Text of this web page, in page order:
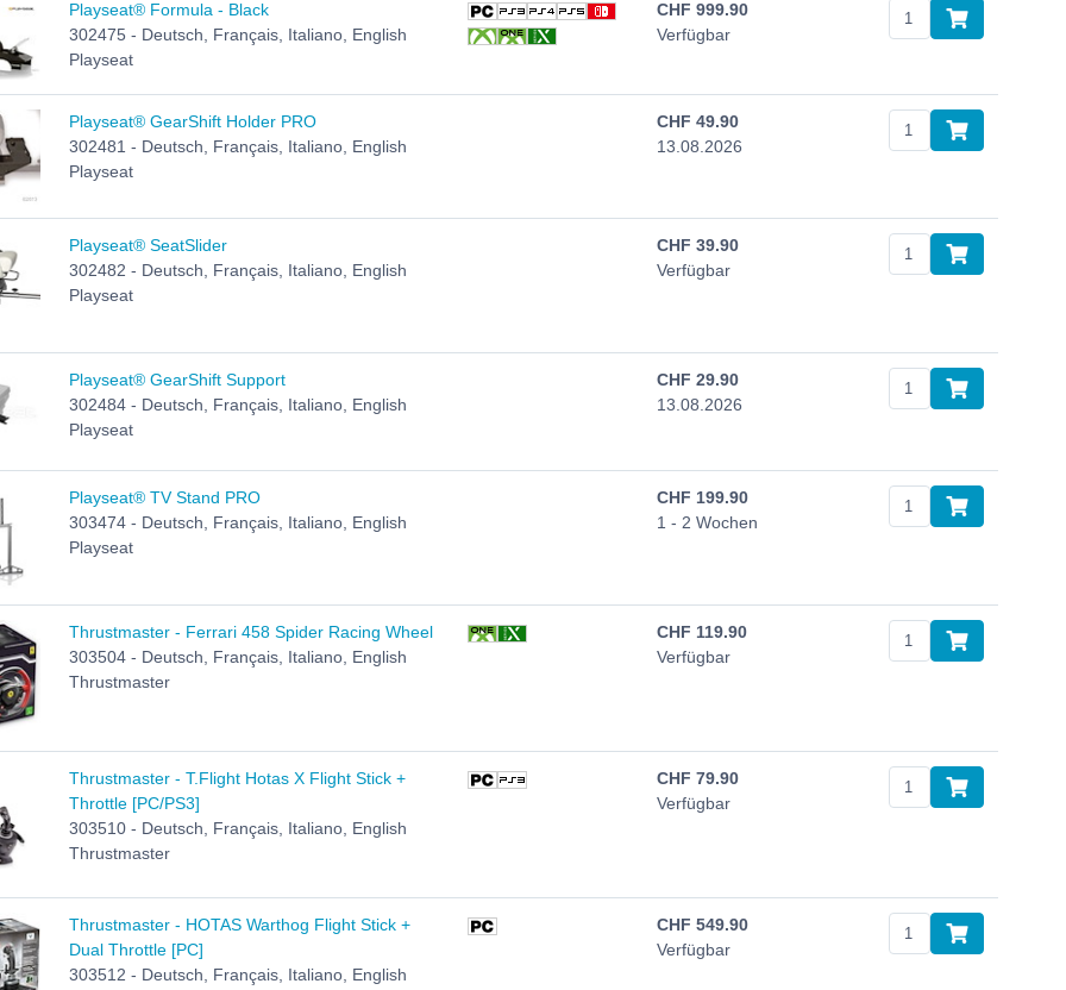
Playseat® Formula - Black
302475 - Deutsch, Français, Italiano, English
Playseat
CHF 999.90
Verfügbar
Playseat® GearShift Holder PRO
302481 - Deutsch, Français, Italiano, English
Playseat
CHF 49.90
13.08.2026
Playseat® SeatSlider
302482 - Deutsch, Français, Italiano, English
Playseat
CHF 39.90
Verfügbar
Playseat® GearShift Support
302484 - Deutsch, Français, Italiano, English
Playseat
CHF 29.90
13.08.2026
Playseat® TV Stand PRO
303474 - Deutsch, Français, Italiano, English
Playseat
CHF 199.90
1 - 2 Wochen
Thrustmaster - Ferrari 458 Spider Racing Wheel
303504 - Deutsch, Français, Italiano, English
Thrustmaster
CHF 119.90
Verfügbar
Thrustmaster - T.Flight Hotas X Flight Stick +
Throttle [PC/PS3]
303510 - Deutsch, Français, Italiano, English
Thrustmaster
CHF 79.90
Verfügbar
Thrustmaster - HOTAS Warthog Flight Stick +
Dual Throttle [PC]
303512 - Deutsch, Français, Italiano, English
CHF 549.90
Verfügbar